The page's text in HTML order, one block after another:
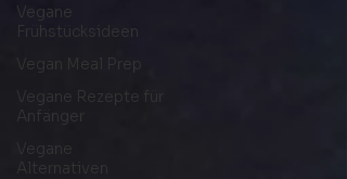
Vegane
Frühstücksideen
Vegan Meal Prep
Vegane Rezepte für
Anfänger
Vegane
Alternativen